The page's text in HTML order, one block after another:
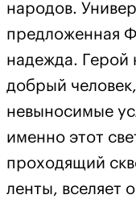
народов.
предложенная
надежда. Герой
добрый
невыносимые
именно этот
проходящий
ленты, вселяет